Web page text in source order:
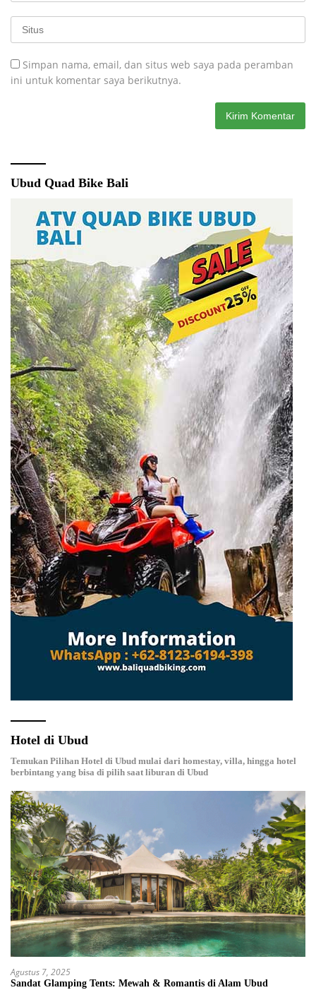
Simpan nama, email, dan situs web saya pada peramban
ini untuk komentar saya berikutnya.
Ubud Quad Bike Bali
Hotel di Ubud
Temukan Pilihan Hotel di Ubud mulai dari homestay, villa, hingga hotel
berbintang yang bisa di pilih saat liburan di Ubud
Agustus 7, 2025
Sandat Glamping Tents: Mewah & Romantis di Alam Ubud